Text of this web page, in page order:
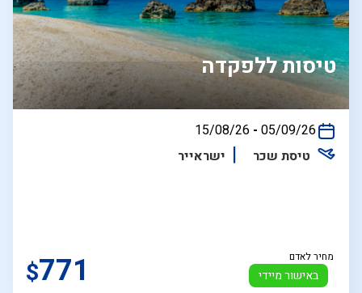
טיסות ללפקדה
בין
15/08/26 - 05/09/26
טיסת שכר
ישראייר
באישור מיידי
מחיר לאדם $771